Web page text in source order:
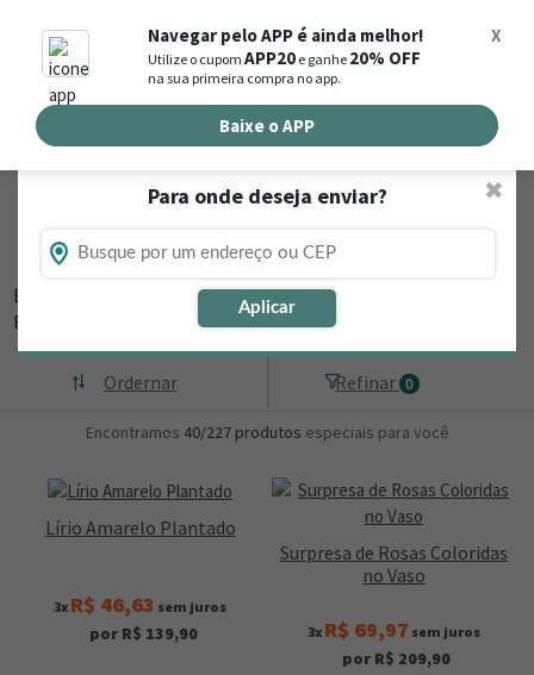
Navegar pelo APP é ainda melhor!
Utilize o cupomAPP20 e ganhe 20% OFF
na sua primeira compra no app.
X
Baixe o APP
Busca de produtos
Buscar por endereço de entrega
Para onde deseja enviar?
Aplicar
✖
Flores, Cestas e Presentes em São Jorge
do Ivaí - PR
Está procurando loja de presente online em São Jorge do Ivaí - PR?
Então,
Refinar 0
Ordernar
Encontramos 40/227 produtos especiais para você
Lírio Amarelo Plantado
3x R$ 46,63 sem juros
por R$ 139,90
Surpresa de Rosas Coloridas
no Vaso
3x R$ 69,97 sem juros
por R$ 209,90